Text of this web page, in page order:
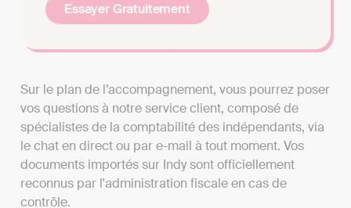
Essayer Gratuitement
Sur le plan de l’accompagnement, vous pourrez poser
vos questions à notre service client, composé de
spécialistes de la comptabilité des indépendants, via
le chat en direct ou par e-mail à tout moment. Vos
documents importés sur Indy sont officiellement
reconnus par l'administration fiscale en cas de
contrôle.